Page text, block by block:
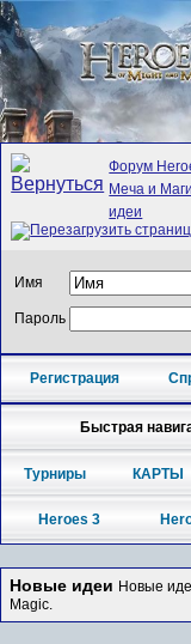
Форум
Меча и
идеи
Имя
Пароль
Регистрация
Быстрая
Турниры КАРТЫ
Heroes 3
Новые идеи Новые
Magic.